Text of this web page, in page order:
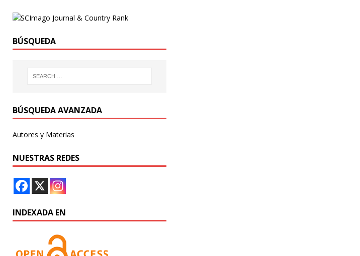
BÚSQUEDA
BÚSQUEDA AVANZADA
Autores y Materias
NUESTRAS REDES
INDEXADA EN